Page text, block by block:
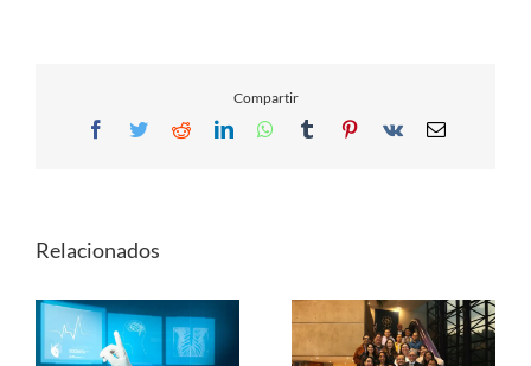
Compartir
Facebook
TwitterRedditLinkedInWhatsApp
TumblrPinterest
Vk Email
Relacionados